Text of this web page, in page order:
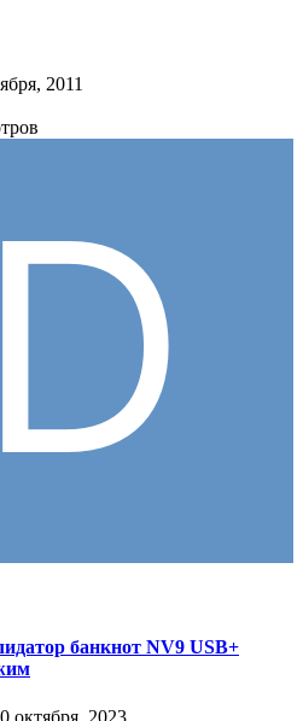
2011
банкнот NV9 USB+
октября, 2023